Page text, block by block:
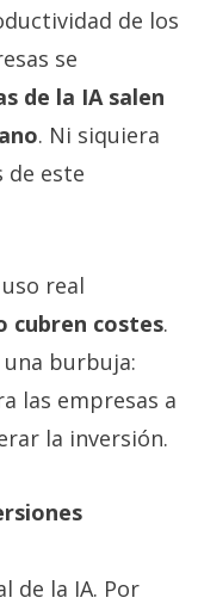
de los
se
de la IA salen
. Ni siquiera
de este
real
cubren costes.
burbuja:
las empresas a
la inversión.
de la IA. Por